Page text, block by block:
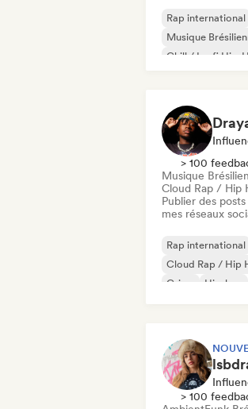
Rap international
Musique
Chill / Lo-fi Hip-
> 100
Musique
Cloud Rap / Hip
Publier des
mes réseaux
Rap international
Cloud Rap / Hip
Grime
Hip-hop
> 100